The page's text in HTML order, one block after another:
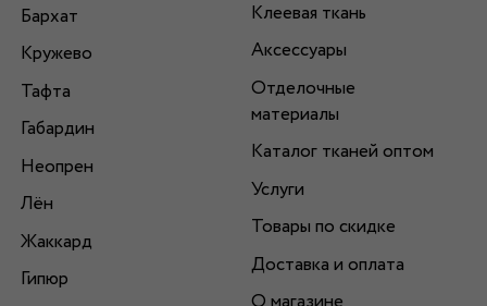
Бархат
Кружево
Тафта
Габардин
Неопрен
Лён
Жаккард
Гипюр
Клеевая ткань
Аксессуары
Отделочные
материалы
Каталог тканей оптом
Услуги
Товары по скидке
Доставка и оплата